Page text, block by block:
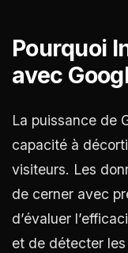
Pourquoi
avec
La puissance de
capacité à
visiteurs. Les
de cerner avec
d’évaluer
et de détecter